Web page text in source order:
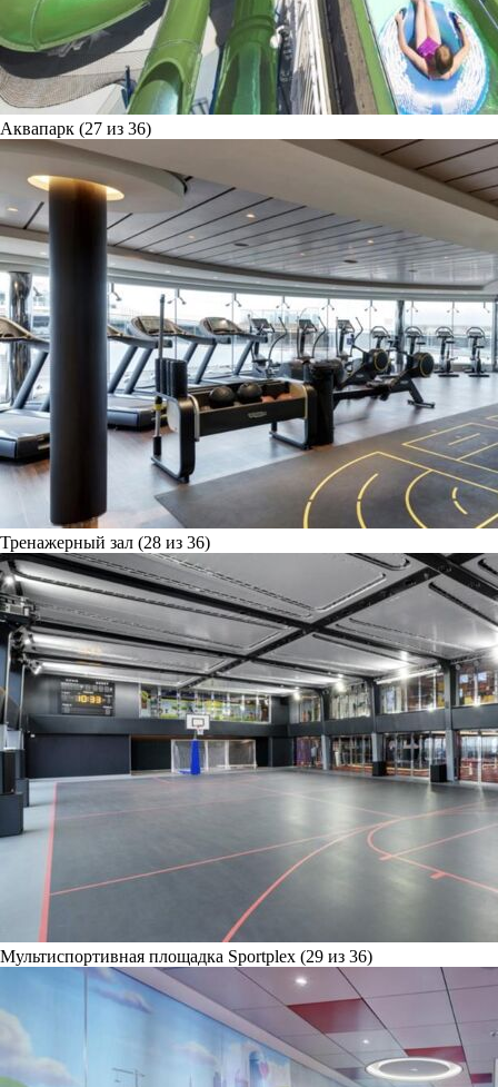
Аквапарк (27 из 36)
Тренажерный зал (28 из 36)
Мультиспортивная площадка Sportplex (29 из 36)